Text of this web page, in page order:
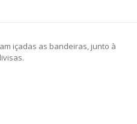
içadas as bandeiras, junto à